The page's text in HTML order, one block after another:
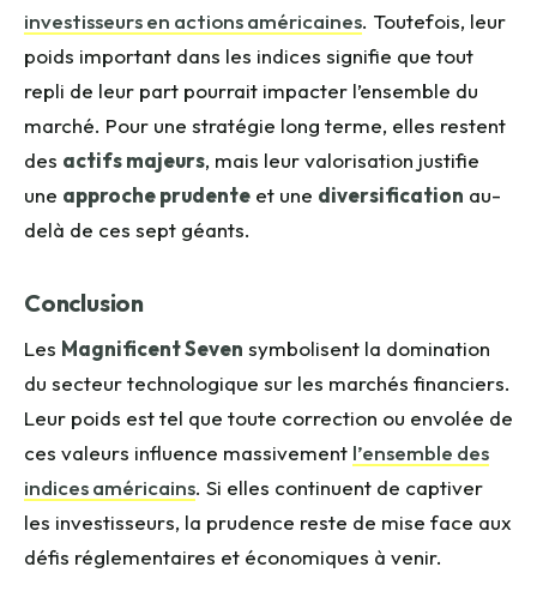
investisseurs en actions américaines. Toutefois, leur
poids important dans les indices signifie que tout
repli de leur part pourrait impacter l’ensemble du
marché. Pour une stratégie long terme, elles restent
des actifs majeurs, mais leur valorisation justifie
une approche prudente et une diversification au-
delà de ces sept géants.
Conclusion
Les Magnificent Seven symbolisent la domination
du secteur technologique sur les marchés financiers.
Leur poids est tel que toute correction ou envolée de
ces valeurs influence massivement l’ensemble des
indices américains. Si elles continuent de captiver
les investisseurs, la prudence reste de mise face aux
défis réglementaires et économiques à venir.